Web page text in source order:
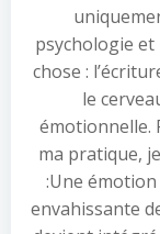
psychologie
chose :
le
émotionnelle.
ma pratique,
:Une
envahissante